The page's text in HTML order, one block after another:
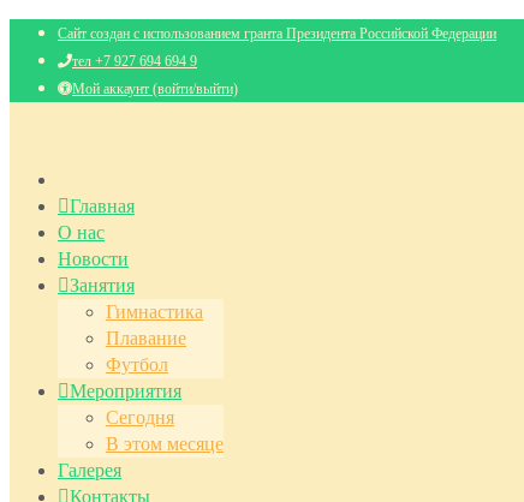
Сайт создан с использованием гранта Президента Российской Федерации
тел +7 927 694 694 9
Мой аккаунт (войти/выйти)
Главная
О нас
Новости
Занятия
Гимнастика
Плавание
Футбол
Мероприятия
Сегодня
В этом месяце
Галерея
Контакты